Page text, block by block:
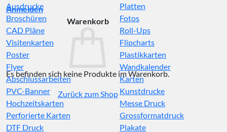
Anmelden
Warenkorb
Es befinden sich keine Produkte im Warenkorb.
Zurück zum Shop
Ausdrucke
Broschüren
CAD Pläne
Visitenkarten
Poster
Flyer
Abschlussarbeiten
PVC-Banner
Hochzeitskarten
Perforierte Karten
DTF Druck
Platten
Fotos
Roll-Ups
Flipcharts
Plastikkarten
Wandkalender
Karten
Kunstdrucke
Messe Druck
Grossformatdruck
Plakate